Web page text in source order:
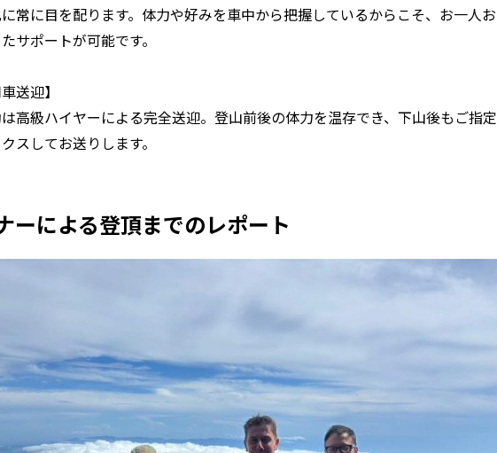
常に目を配ります。体力や好みを車中から把握しているからこそ、お一人お
サポートが可能です。
送迎】
高級ハイヤーによる完全送迎。登山前後の体力を温存でき、下山後もご指定
スしてお送りします。
ーによる登頂までのレポート